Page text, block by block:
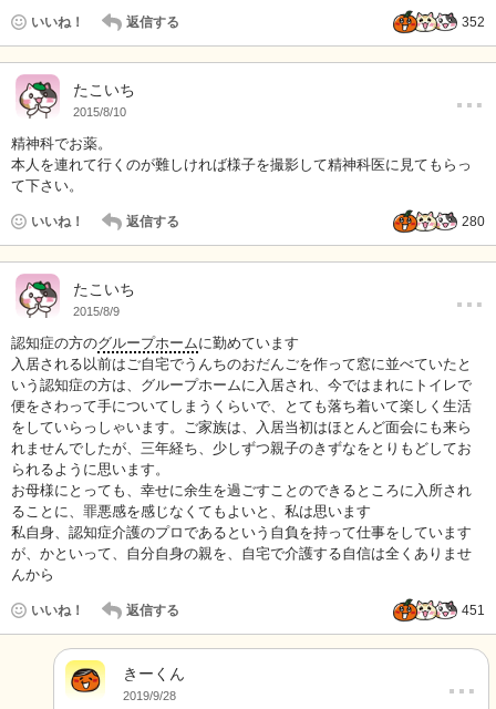
いいね！ 返信する 352
たこいち
2015/8/10 …
精神科でお薬。
本人を連れて行くのが難しければ様子を撮影して精神科医に見てもらっ
て下さい。
いいね！ 返信する 280
たこいち
2015/8/9 …
認知症の方のグループホームに勤めています
入居される以前はご自宅でうんちのおだんごを作って窓に並べていたと
いう認知症の方は、グループホームに入居され、今ではまれにトイレで
便をさわって手についてしまうくらいで、とても落ち着いて楽しく生活
をしていらっしゃいます。ご家族は、入居当初はほとんど面会にも来ら
れませんでしたが、三年経ち、少しずつ親子のきずなをとりもどしてお
られるように思います。
お母様にとっても、幸せに余生を過ごすことのできるところに入所され
ることに、罪悪感を感じなくてもよいと、私は思います
私自身、認知症介護のプロであるという自負を持って仕事をしています
が、かといって、自分自身の親を、自宅で介護する自信は全くありませ
んから
いいね！ 返信する 451
きーくん
2019/9/28 …